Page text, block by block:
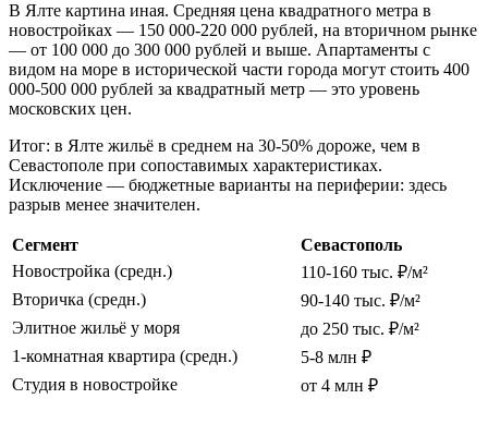
В Ялте картина иная. Средняя цена квадратного метра в
новостройках — 150 000-220 000 рублей, на вторичном рынке
— от 100 000 до 300 000 рублей и выше. Апартаменты с
видом на море в исторической части города могут стоить 400
000-500 000 рублей за квадратный метр — это уровень
московских цен.
Итог: в Ялте жильё в среднем на 30-50% дороже, чем в
Севастополе при сопоставимых характеристиках.
Исключение — бюджетные варианты на периферии: здесь
разрыв менее значителен.
Сегмент
Севастополь
Новостройка (средн.)
110-160 тыс. ₽/м²
Вторичка (средн.)
90-140 тыс. ₽/м²
Элитное жильё у моря
до 250 тыс. ₽/м²
1-комнатная квартира (средн.)
5-8 млн ₽
Студия в новостройке
от 4 млн ₽